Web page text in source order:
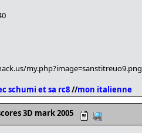
my.php?image=sanstitreuo9.png
schumi et sa rc8//mon italienne
3D mark 2005